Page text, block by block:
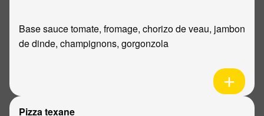
Base sauce tomate, fromage, chorizo de veau, jambon
de dinde, champignons, gorgonzola
Pizza texane